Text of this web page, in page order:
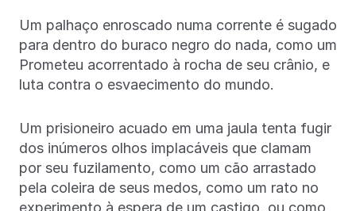
Um palhaço enroscado numa corrente é sugado
para dentro do buraco negro do nada, como um
Prometeu acorrentado à rocha de seu crânio, e
luta contra o esvaecimento do mundo.
Um prisioneiro acuado em uma jaula tenta fugir
dos inúmeros olhos implacáveis que clamam
por seu fuzilamento, como um cão arrastado
pela coleira de seus medos, como um rato no